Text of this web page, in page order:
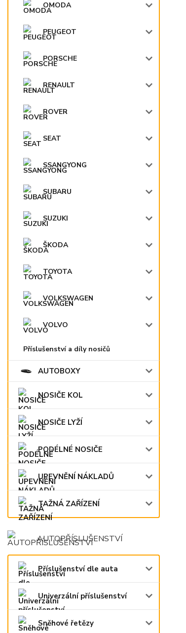
OMODA
PEUGEOT
PORSCHE
RENAULT
ROVER
SEAT
SSANGYONG
SUBARU
SUZUKI
ŠKODA
TOYOTA
VOLKSWAGEN
VOLVO
Příslušenství a díly nosičů
AUTOBOXY
NOSIČE KOL
NOSIČE LYŽÍ
PODÉLNÉ NOSIČE
UPEVNĚNÍ NÁKLADŮ
TAŽNÁ ZAŘÍZENÍ
AUTOPŘÍSLUŠENSTVÍ
Příslušenství dle auta
Univerzální příslušenství
Sněhové řetězy